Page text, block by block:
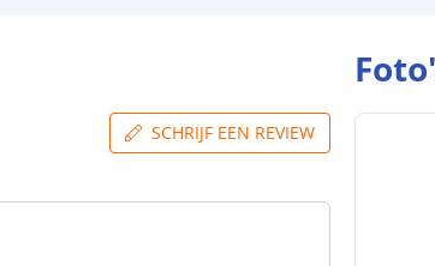
SCHRIJF EEN REVIEW